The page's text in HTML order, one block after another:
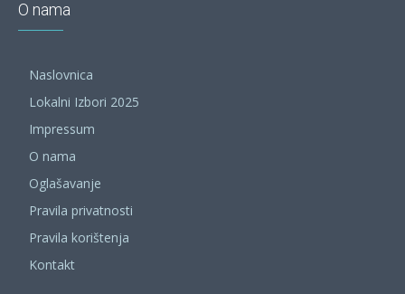
O nama
Naslovnica
Lokalni Izbori 2025
Impressum
O nama
Oglašavanje
Pravila privatnosti
Pravila korištenja
Kontakt